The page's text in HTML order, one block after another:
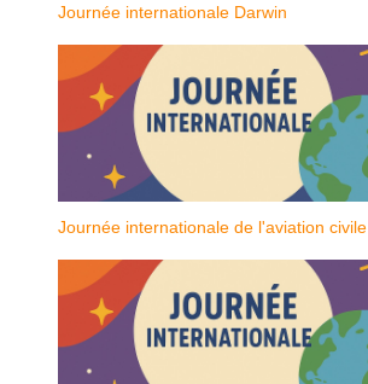
Journée internationale Darwin
Journée internationale de l'aviation civile